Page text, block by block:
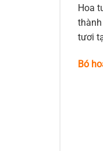
Hoa
tươi
Bó